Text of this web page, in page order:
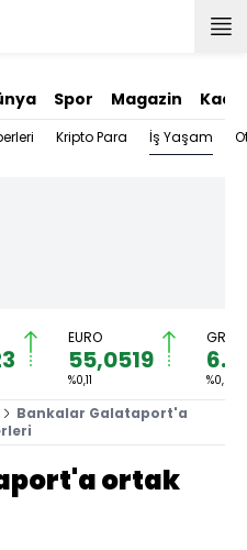
Spor Magazin
Kripto Para İş Yaşam
EURO
55,0519
%0,11 %0,81
Bankalar Galataport'a
ortak